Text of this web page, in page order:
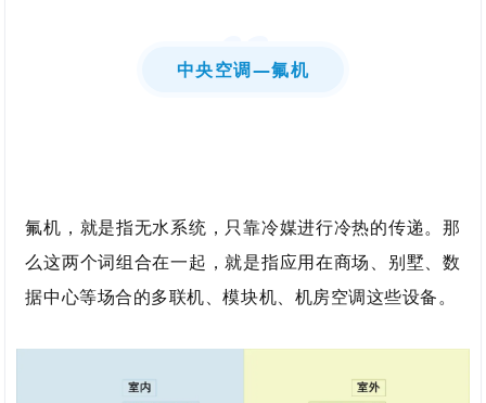
02
中央空调—氟机
氟机，就是指无水系统，只靠冷媒进行冷热的传递。那
么这两个词组合在一起，就是指应用在商场、别墅、数
据中心等场合的多联机、模块机、机房空调这些设备。